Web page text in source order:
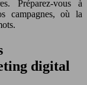
Préparez-vous à
campagnes, où la
digital